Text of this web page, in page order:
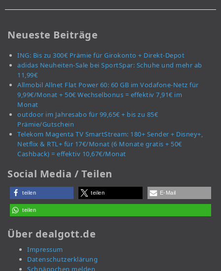
Neueste Beiträge
ING: Bis zu 300€ Prämie für Girokonto + Direkt-Depot
adidas Neuheiten-Sale bei SportSpar: Schuhe und mehr ab
11,99€
Allmobil Allnet Flat Power 60: 60 GB im Vodafone-Netz für
9,99€/Monat + 50€ Wechselbonus = effektiv 7,91€ im
Monat
outdoor im Jahresabo für 99,65€ + bis zu 85€
Prämie/Gutschein
Telekom Magenta TV SmartStream: 180+ Sender + Disney+,
Netflix & RTL+ für 17€/Monat (6 Monate gratis + 50€
Cashback) = effektiv 10,67€/Monat
Social Media / Teilen
teilen teilen E-Mail
teilen
Über dealgott.de
Impressum
Datenschutzerklärung
Schnäppchen melden